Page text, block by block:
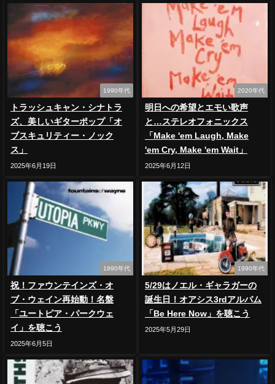
1990年代
トラッシュキャン・シナトラ
ズ、美しいギターポップ「オ
ブスキュリティー・ノック
ス」
2025年6月19日
2020年代
明日への希望とエモい歌声
と…ステレオフォニックス
「Make 'em Laugh, Make
'em Cry, Make 'em Wait」
2025年6月12日
1990年代
祝！ファウンテインズ・オ
ブ・ウェイン再始動！名盤
「ユートピア・パークウェ
イ」を聴こう
2025年6月5日
1990年代
5/29はノエル・ギャラガーの
誕生日！オアシス3rdアルバム
「Be Here Now」を聴こう
2025年5月29日